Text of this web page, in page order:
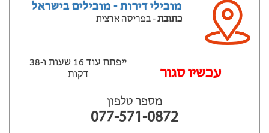
מובילי דירות - מובילים בישראל
כתובת- בפריסה ארצית
עכשיו סגור
ייפתח עוד 16 שעות ‫ו-38
דקות
מספר טלפון
077-571-0872